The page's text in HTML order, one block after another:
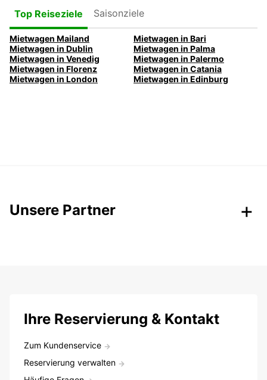
Top Reiseziele
Saisonziele
Mietwagen Mailand
Mietwagen in Bari
Mietwagen in Dublin
Mietwagen in Palma
Mietwagen in Venedig
Mietwagen in Palermo
Mietwagen in Florenz
Mietwagen in Catania
Mietwagen in London
Mietwagen in Edinburg
Unsere Partner
Ihre Reservierung & Kontakt
Zum Kundenservice
Reservierung verwalten